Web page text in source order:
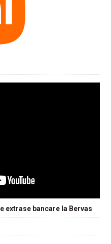
extrase bancare la Bervas